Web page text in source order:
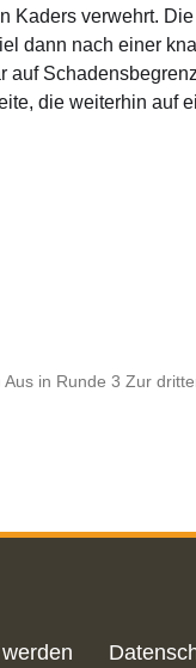
Kaders verwehrt.
dann nach einer
auf
die weiterhin auf
in Runde 3 Zur